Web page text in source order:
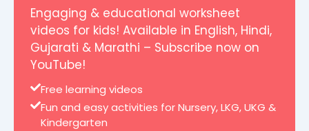
Engaging & educational worksheet
videos for kids! Available in English, Hindi,
Gujarati & Marathi – Subscribe now on
YouTube!
Free learning videos
Fun and easy activities for Nursery, LKG, UKG &
Kindergarten